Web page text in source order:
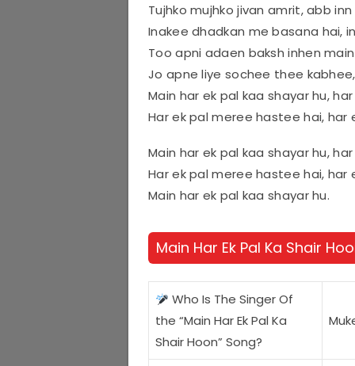
Tujhko mujhko jivan amrit, abb
Inakee dhadkan me basana hai,
Too apni adaen baksh inhen
Jo apne liye sochee thee
Main har ek pal kaa shayar hu,
Har ek pal meree hastee hai, har
Main har ek pal kaa shayar hu,
Har ek pal meree hastee hai, har
Main har ek pal kaa shayar hu.
Main Har Ek Pal Ka Shair
Who Is The Singer Of
the “Main Har Ek Pal Ka
Shair Hoon” Song?